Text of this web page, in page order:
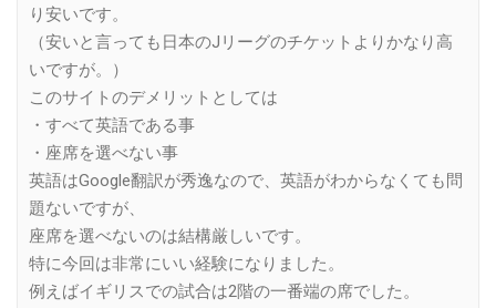
り安いです。
（安いと言っても日本のJリーグのチケットよりかなり高
いですが。）
このサイトのデメリットとしては
・すべて英語である事
・座席を選べない事
英語はGoogle翻訳が秀逸なので、英語がわからなくても問
題ないですが、
座席を選べないのは結構厳しいです。
特に今回は非常にいい経験になりました。
例えばイギリスでの試合は2階の一番端の席でした。